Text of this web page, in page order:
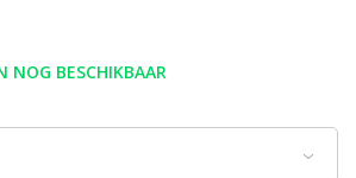
NOG BESCHIKBAAR